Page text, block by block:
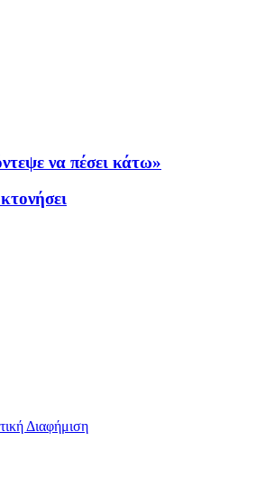
να πέσει κάτω»
Διαφήμιση